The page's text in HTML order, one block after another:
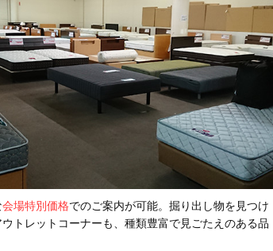
会場特別価格でのご案内が可能。掘り出し物を見つけ
トレットコーナーも、種類豊富で見ごたえのある品